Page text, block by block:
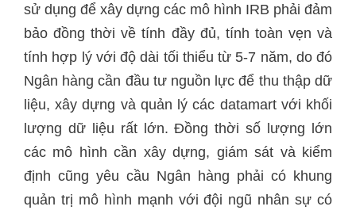
sử dụng để xây dựng các mô hình IRB phải đảm
bảo đồng thời về tính đầy đủ, tính toàn vẹn và
tính hợp lý với độ dài tối thiểu từ 5-7 năm, do đó
Ngân hàng cần đầu tư nguồn lực để thu thập dữ
liệu, xây dựng và quản lý các datamart với khối
lượng dữ liệu rất lớn. Đồng thời số lượng lớn
các mô hình cần xây dựng, giám sát và kiểm
định cũng yêu cầu Ngân hàng phải có khung
quản trị mô hình mạnh với đội ngũ nhân sự có